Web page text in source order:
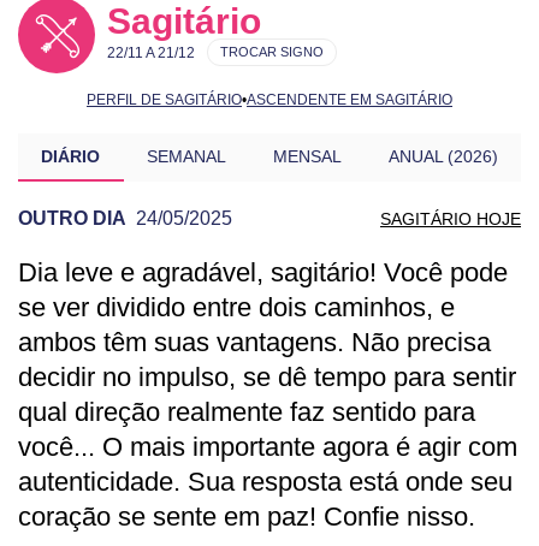
Sagitário
22/11 A 21/12
PERFIL DE SAGITÁRIO•ASCENDENTE EM SAGITÁRIO
TROCAR SIGNO
DIÁRIO SEMANAL MENSAL ANUAL (2026)
OUTRO DIA 24/05/2025 SAGITÁRIO HOJE
PREVISÃO DE SAGITÁRIO PARA
Dia leve e agradável, sagitário! Você pode
se ver dividido entre dois caminhos, e
ambos têm suas vantagens. Não precisa
decidir no impulso, se dê tempo para sentir
qual direção realmente faz sentido para
você... O mais importante agora é agir com
autenticidade. Sua resposta está onde seu
coração se sente em paz! Confie nisso.